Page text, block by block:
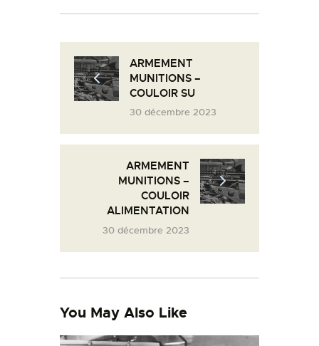
L’ATELIER DE L’AIR
LA SNCAC
PROJET ATELIER DE
L’AIR 606
LA PISTE D’ENVOL
ARMEMENT
MUNITIONS –
COULOIR SU
30 décembre 2023
ARMEMENT
MUNITIONS –
COULOIR
ALIMENTATION
30 décembre 2023
You May Also Like